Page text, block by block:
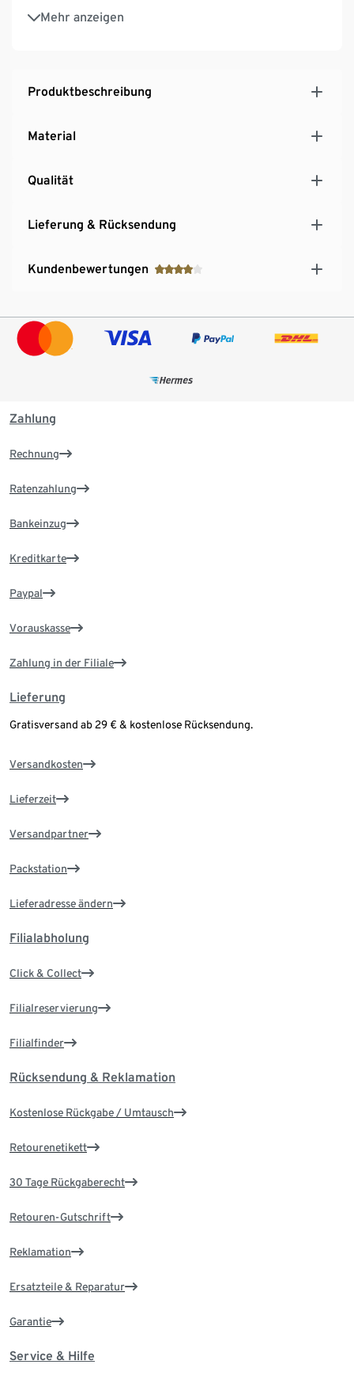
Mehr anzeigen
Legere Tasche für unterwegs
Produktbeschreibung
Material
Qualität
Lieferung & Rücksendung
Kundenbewertungen
Zahlung
Rechnung
Ratenzahlung
Bankeinzug
Kreditkarte
Paypal
Vorauskasse
Zahlung in der Filiale
Lieferung
Gratisversand ab 29 € & kostenlose Rücksendung.
Versandkosten
Lieferzeit
Versandpartner
Packstation
Lieferadresse ändern
Filialabholung
Click & Collect
Filialreservierung
Filialfinder
Rücksendung & Reklamation
Kostenlose Rückgabe / Umtausch
Retourenetikett
30 Tage Rückgaberecht
Retouren-Gutschrift
Reklamation
Ersatzteile & Reparatur
Garantie
Service & Hilfe